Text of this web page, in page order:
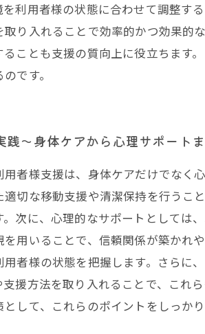
を利用者様の状態に合わせて調整す
取り入れることで効率的かつ効果的
ることも支援の質向上に役立ちます
です。
践〜身体ケアから心理サポート
用者様支援は、身体ケアだけでなく
切な移動支援や清潔保持を行うこ
次に、心理的なサポートとしては
用いることで、信頼関係が築かれ
者様の状態を把握します。さらに
支援方法を取り入れることで、これ
して、これらのポイントをしっか